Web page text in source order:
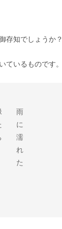
存知でしょうか？
ているものです。
　雨
　に
　濡
　れ
　た